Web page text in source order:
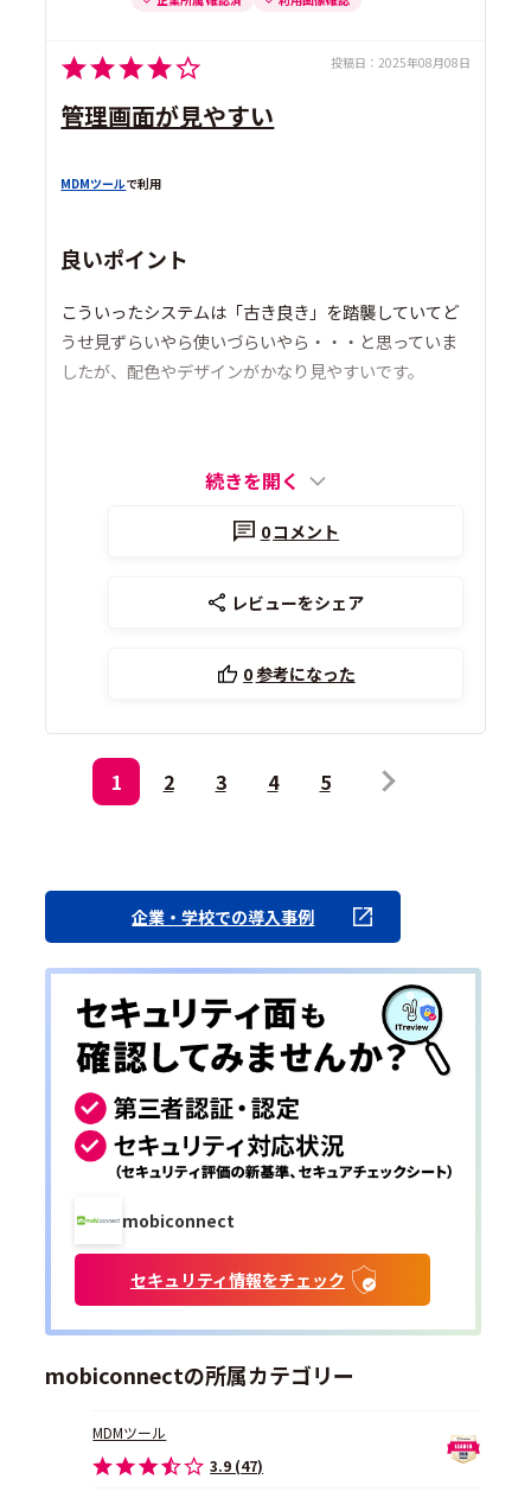
投稿日： 2025年08月08日
管理画面が見やすい
MDMツールで利用
良いポイント
こういったシステムは「古き良き」を踏襲していてど
うせ見ずらいやら使いづらいやら・・・と思っていま
したが、配色やデザインがかなり見やすいです。
続きを開く
0コメント
レビューをシェア
0参考になった
1 2 3 4 5
企業・学校での導入事例
mobiconnect
セキュリティ情報をチェック
mobiconnectの所属カテゴリー
MDMツール
3.9 (47)